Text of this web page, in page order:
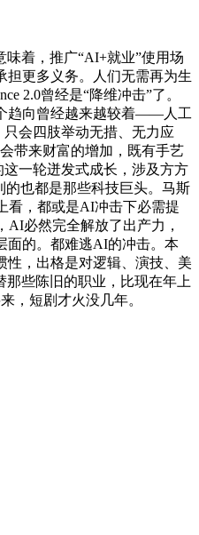
着，推广“AI+就业”使用场
担更多义务。人们无需再为生
2.0曾经是“降维冲击”了。
趋向曾经越来越较着——人工
会四肢举动无措、无力应
带来财富的增加，既有手艺
一轮迸发式成长，涉及方方
的也都是那些科技巨头。马斯
看，都或是AI冲击下必需提
必然完全解放了出产力，
面的。都难逃AI的冲击。本
性，出格是对逻辑、演技、美
些陈旧的职业，比现在年上
，短剧才火没几年。